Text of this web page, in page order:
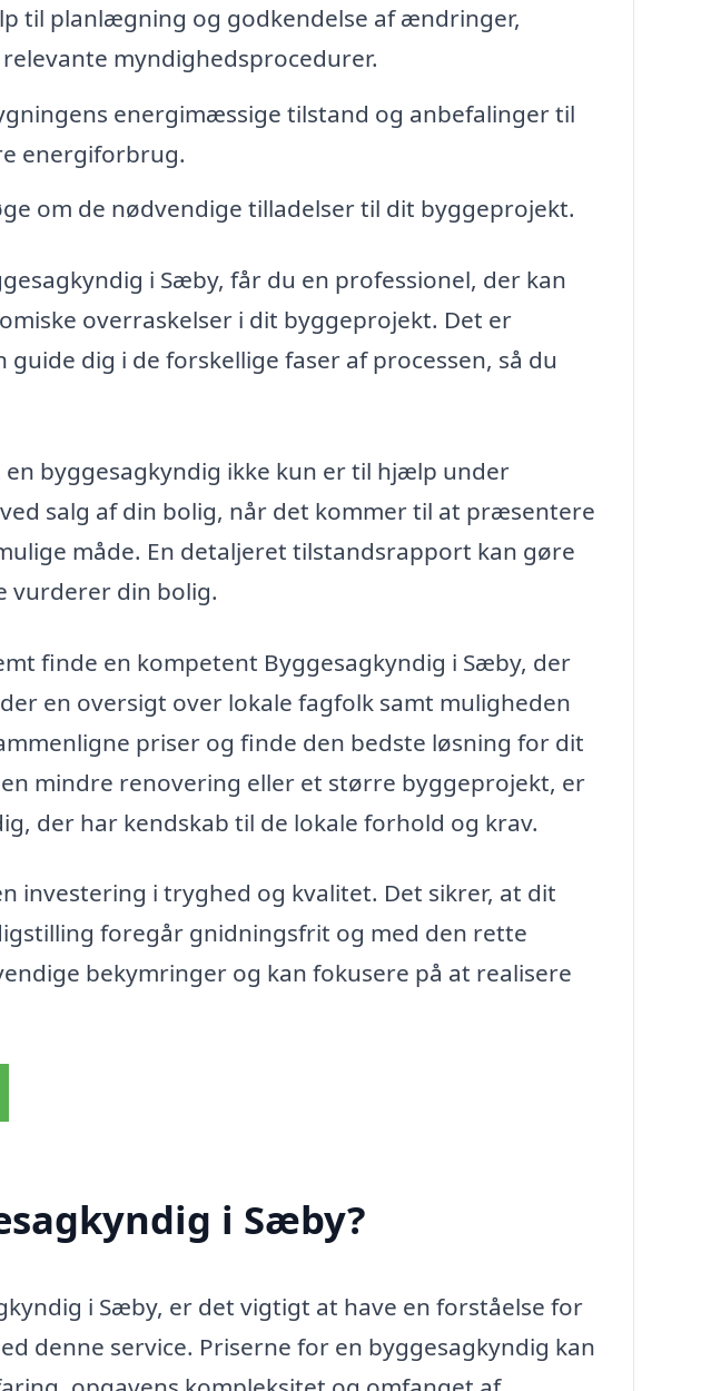
til planlægning og godkendelse af ændringer,
myndighedsprocedurer.
energimæssige tilstand og anbefalinger til
energiforbrug.
om de nødvendige tilladelser til dit byggeprojekt.
i Sæby, får du en professionel, der kan
overraskelser i dit byggeprojekt. Det er
dig i de forskellige faser af processen, så du
byggesagkyndig ikke kun er til hjælp under
salg af din bolig, når det kommer til at præsentere
måde. En detaljeret tilstandsrapport kan gøre
vurderer din bolig.
finde en kompetent Byggesagkyndig i Sæby, der
en oversigt over lokale fagfolk samt muligheden
priser og finde den bedste løsning for dit
mindre renovering eller et større byggeprojekt, er
der har kendskab til de lokale forhold og krav.
investering i tryghed og kvalitet. Det sikrer, at dit
foregår gnidningsfrit og med den rette
bekymringer og kan fokusere på at realisere
i Sæby?
i Sæby, er det vigtigt at have en forståelse for
denne service. Priserne for en byggesagkyndig kan